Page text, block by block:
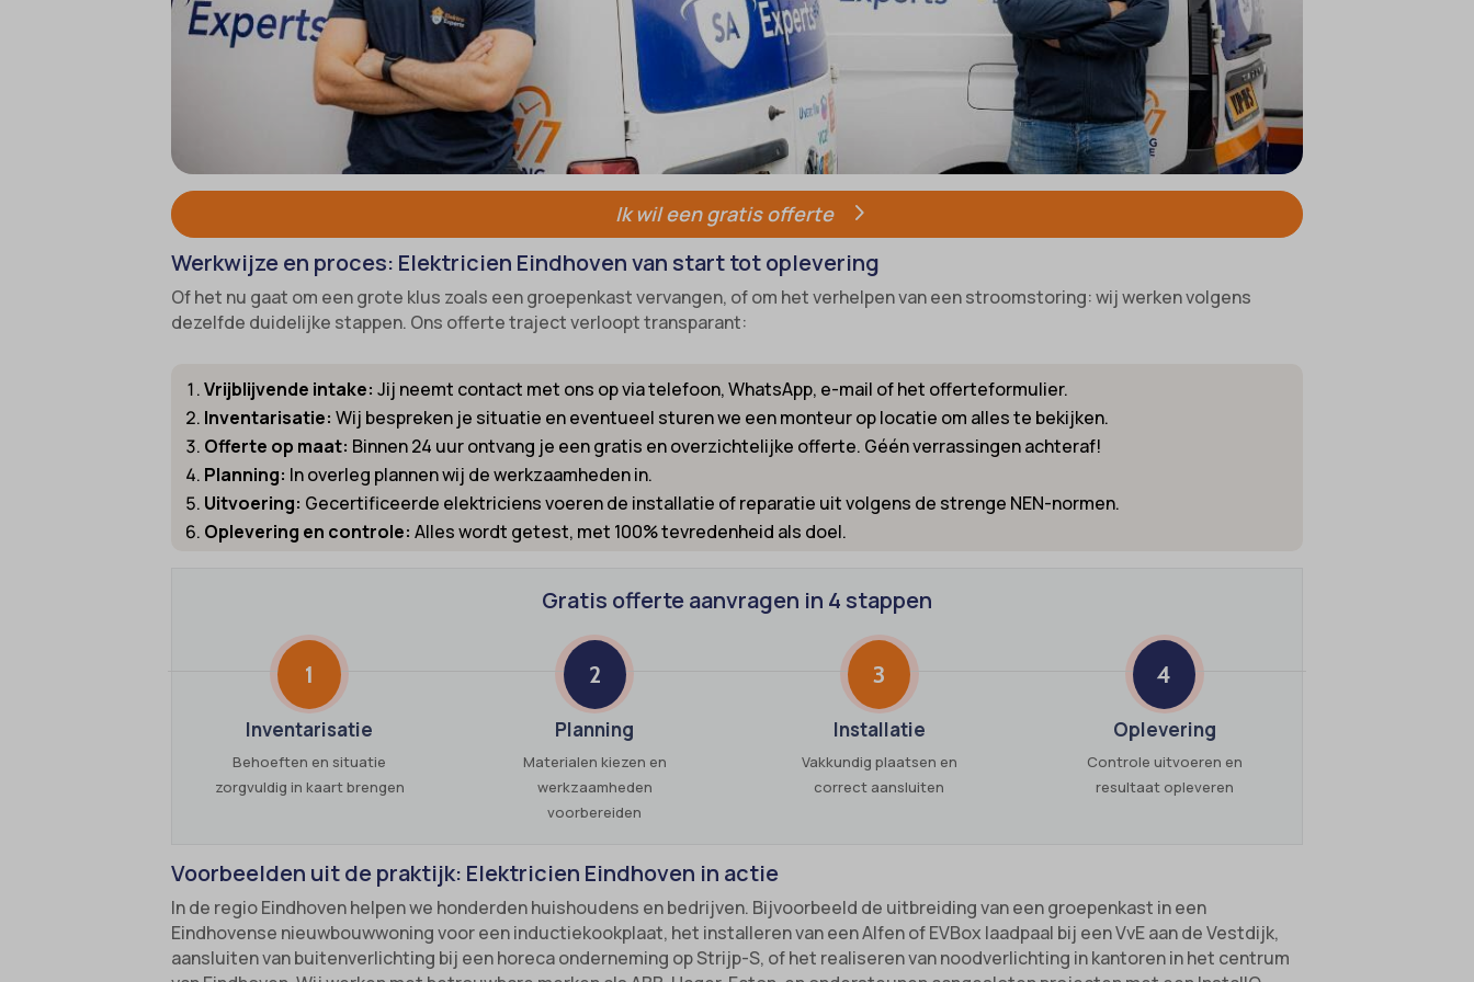
Ik wil een gratis offerte
Werkwijze en proces: Elektricien Eindhoven van start tot oplevering
Of het nu gaat om een grote klus zoals een groepenkast vervangen, of om het verhelpen van een stroomstoring: wij werken volgens
dezelfde duidelijke stappen. Ons offerte traject verloopt transparant:
Vrijblijvende intake: Jij neemt contact met ons op via telefoon, WhatsApp, e-mail of het offerteformulier.
Inventarisatie: Wij bespreken je situatie en eventueel sturen we een monteur op locatie om alles te bekijken.
Offerte op maat: Binnen 24 uur ontvang je een gratis en overzichtelijke offerte. Géén verrassingen achteraf!
Planning: In overleg plannen wij de werkzaamheden in.
Uitvoering: Gecertificeerde elektriciens voeren de installatie of reparatie uit volgens de strenge NEN-normen.
Oplevering en controle: Alles wordt getest, met 100% tevredenheid als doel.
Gratis offerte aanvragen in 4 stappen
1
Inventarisatie
Behoeften en situatie
zorgvuldig in kaart brengen
2
Planning
Materialen kiezen en
werkzaamheden
voorbereiden
3
Installatie
Vakkundig plaatsen en
correct aansluiten
4
Oplevering
Controle uitvoeren en
resultaat opleveren
Voorbeelden uit de praktijk: Elektricien Eindhoven in actie
In de regio Eindhoven helpen we honderden huishoudens en bedrijven. Bijvoorbeeld de uitbreiding van een groepenkast in een
Eindhovense nieuwbouwwoning voor een inductiekookplaat, het installeren van een Alfen of EVBox laadpaal bij een VvE aan de Vestdijk,
aansluiten van buitenverlichting bij een horeca onderneming op Strijp-S, of het realiseren van noodverlichting in kantoren in het centrum
cmplz_functional
cmplz_marketing
cmplz_preferences
cmplz_statistics
CookieConsent
cookieconsent_status
cookielawinfo-checkbox-*
et-editor-available-post-*
et-pb-recent-items-colors
et-pb-recent-items-font_family
wp-settings-*
wp-settings-time-*
cookies-state
mp_*_mixpanel
sajssdk_2015_cross_new_user
uc_user_interaction
_gcl_au
_gcl_aw
_gcl_gs
intercom-device-id-*
Andere diensten
Deze categorie omvat alle cookies, domeinen en services die niet in de andere specifieke
categorieën vallen of niet duidelijk zijn gecategoriseerd.
Details weergeven
__guid
_dd_s
_ketch_consent_v1_
_upscope__region
acris_cookie_acc
av_lang
av_tunnel
blocksy_cookies_consent_accepted
borlabs-cookie
cookie_permission_granted
cookies_accepted
et-recommend-sync-post-*
et-saved-post*